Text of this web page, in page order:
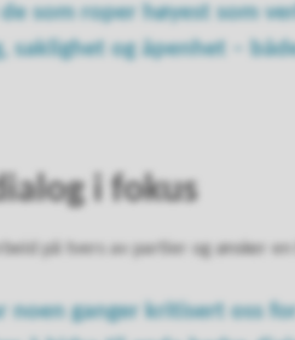
som roper høyest som
saklighet og åpenhet –
i fokus
på tvers av partier og ønsker
noen ganger kritisert oss